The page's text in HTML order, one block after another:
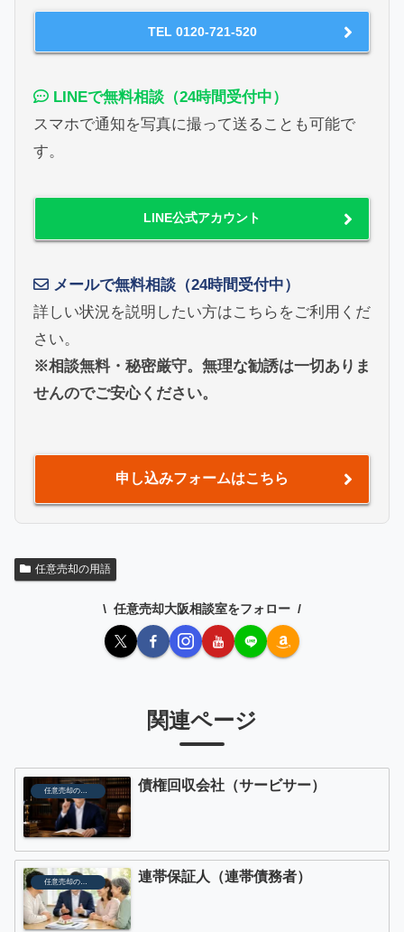
TEL 0120-721-520
LINEで無料相談（24時間受付中）
スマホで通知を写真に撮って送ることも可能で
す。
LINE公式アカウント
メールで無料相談（24時間受付中）
詳しい状況を説明したい方はこちらをご利用くだ
さい。
※相談無料・秘密厳守。無理な勧誘は一切ありま
せんのでご安心ください。
申し込みフォームはこちら
任意売却の用語
任意売却大阪相談室をフォロー
関連ページ
任意売却の用語 債権回収会社（サービサー）
任意売却の用語 連帯保証人（連帯債務者）